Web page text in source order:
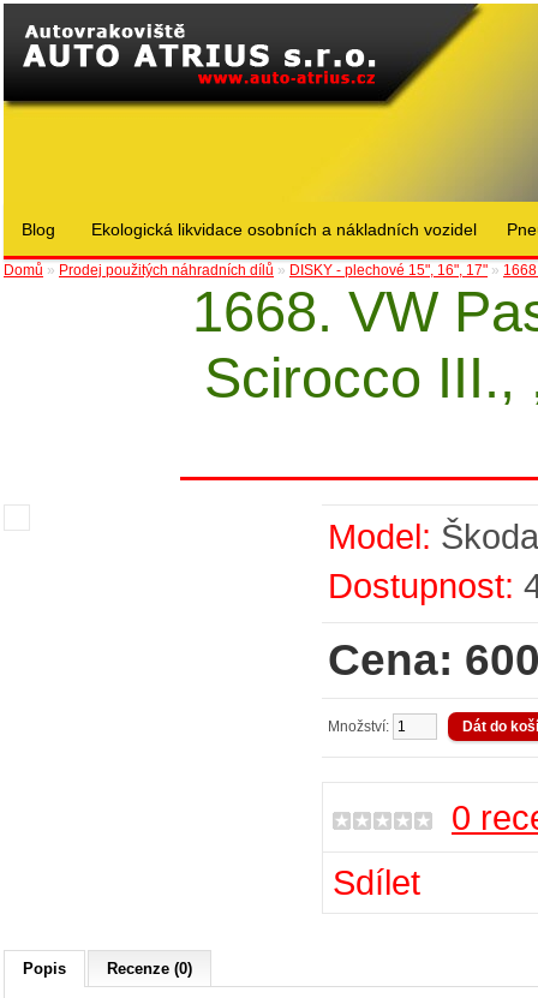
Blog Ekologická likvidace osobních a nákladních vozidel
Domů » Prodej použitých náhradních dílů » DISKY - plechové 15", 16", 17" »
1668. VW
Scirocco III.,
Model: Škoda
Dostupnost:
Cena:
Množství:
0
Sdílet
Popis Recenze (0)